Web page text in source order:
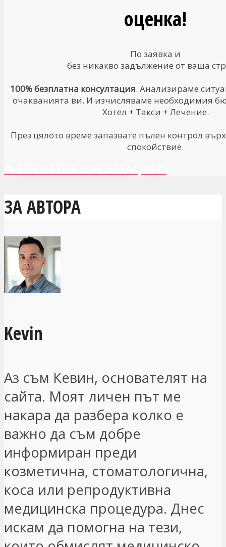
оценка!
По заявка и
без никакво задължение от ваша
100% безплатна консултация. Анализираме
очакванията ви. И изчисляваме необходимия
Хотел + Такси + Лечение.
През цялото време запазвате пълен контрол
спокойствие.
ЗА АВТОРА
Kevin
Аз съм Кевин, основателят на
сайта. Моят личен път ме
накара да разбера колко е
важно да съм добре
информиран преди
козметична, стоматологична,
коса или репродуктивна
медицинска процедура. Днес
искам да помогна на тези,